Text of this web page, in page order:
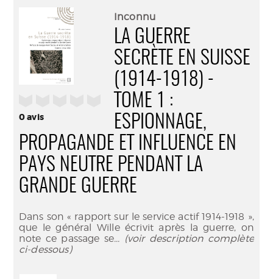
0avis
Inconnu
LA GUERRE
SECRÈTE EN SUISSE
(1914-1918) -
TOME 1 :
ESPIONNAGE,
PROPAGANDE ET INFLUENCE EN
PAYS NEUTRE PENDANT LA
GRANDE GUERRE
Dans son « rapport sur le service actif 1914-1918 »,
que le général Wille écrivit après la guerre, on
note ce passage se... (voir description complète
ci-dessous)